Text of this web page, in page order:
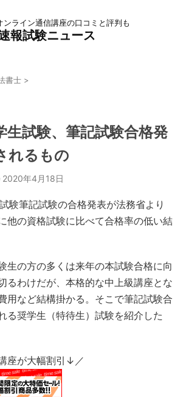
ンライン通信講座の口コミと評判も
報試験ニュース
書士 >
生試験、筆記試験合格発
れるもの
2020年4月18日
験筆記試験の合格発表が法務省より
他の資格試験に比べて合格率の低い結
生の方の多くは来年の本試験合格に向
るわけだが、本格的な中上級講座とな
用など結構掛かる。そこで筆記試験合
る奨学生（特待生）試験を紹介した
座が大幅割引↓／